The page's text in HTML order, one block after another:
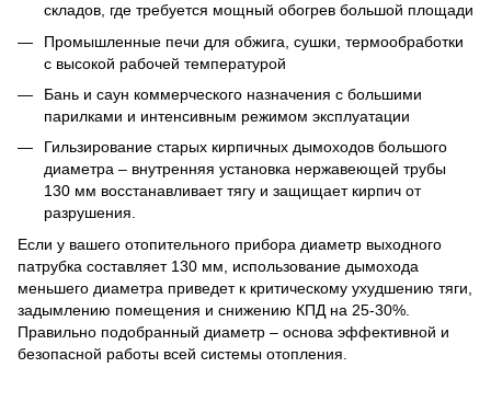
складов, где требуется мощный обогрев большой площади
Промышленные печи для обжига, сушки, термообработки
с высокой рабочей температурой
Бань и саун коммерческого назначения с большими
парилками и интенсивным режимом эксплуатации
Гильзирование старых кирпичных дымоходов большого
диаметра – внутренняя установка нержавеющей трубы
130 мм восстанавливает тягу и защищает кирпич от
разрушения.
Если у вашего отопительного прибора диаметр выходного
патрубка составляет 130 мм, использование дымохода
меньшего диаметра приведет к критическому ухудшению тяги,
задымлению помещения и снижению КПД на 25-30%.
Правильно подобранный диаметр – основа эффективной и
безопасной работы всей системы отопления.